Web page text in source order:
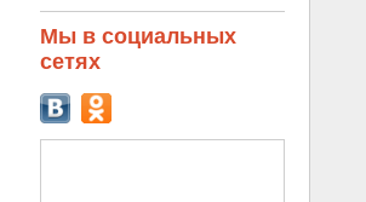
Мы в социальных
сетях